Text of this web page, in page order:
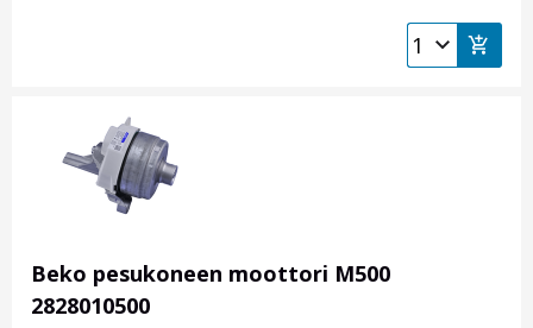
Beko pesukoneen moottori M500
2828010500